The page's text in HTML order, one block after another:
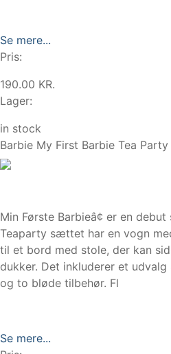
Se mere...
Pris:
190.00 KR.
Lager:
in stock
Barbie My First Barbie Tea Party
Min Første Barbieâ¢ er en
Teaparty sættet har en vogn
til et bord med stole, der kan
dukker. Det inkluderer et
og to bløde tilbehør. Fl
Se mere...